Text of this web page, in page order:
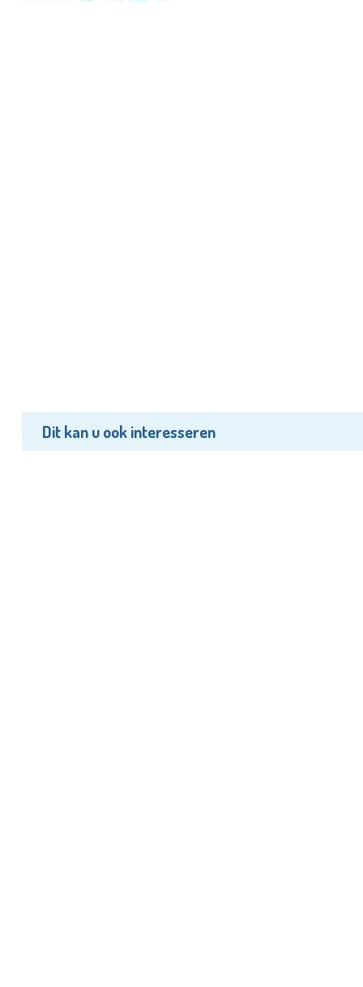
Dit kan u ook interesseren